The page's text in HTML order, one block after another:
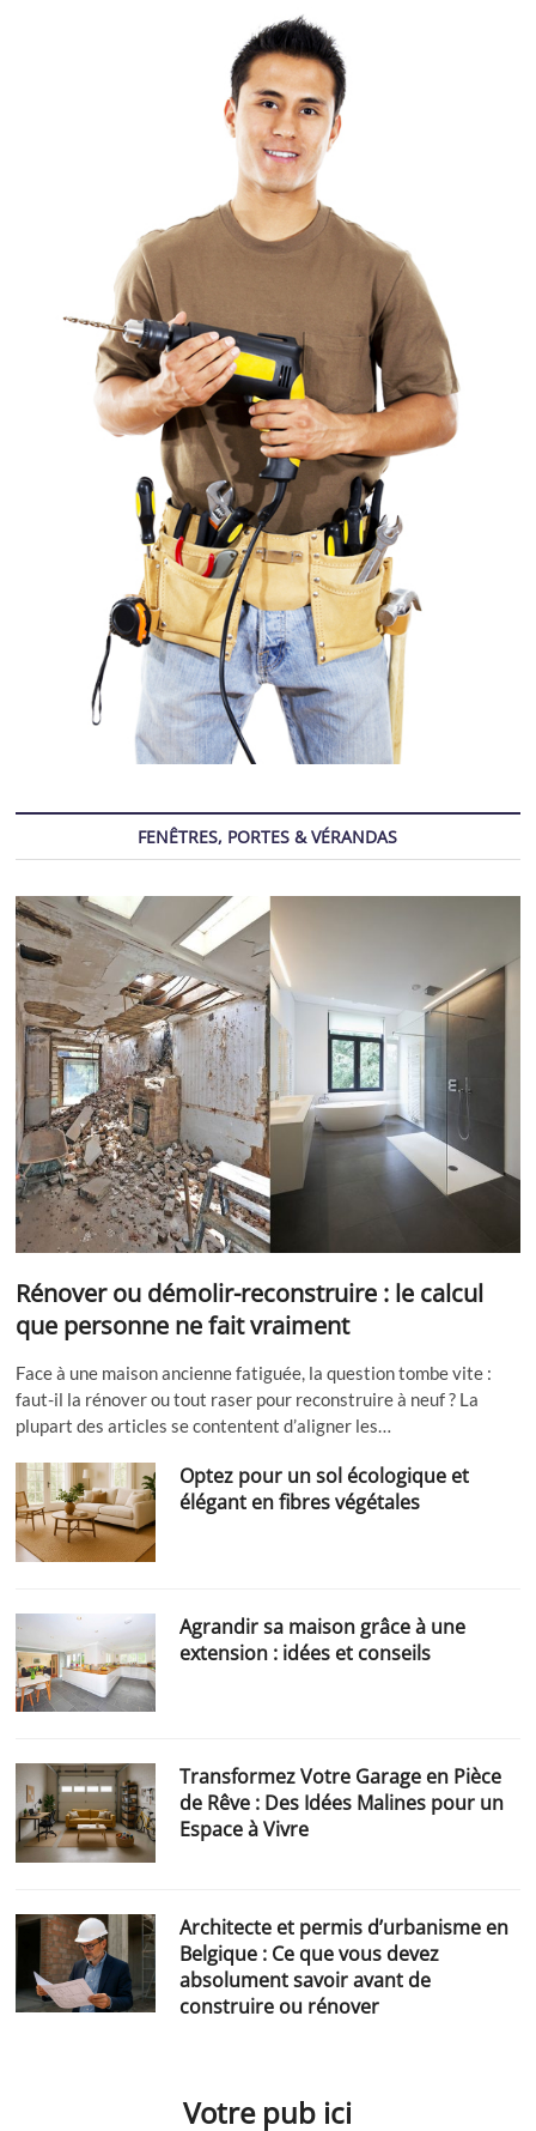
FENÊTRES, PORTES & VÉRANDAS
Rénover ou démolir-reconstruire : le calcul
que personne ne fait vraiment
Face à une maison ancienne fatiguée, la question tombe vite :
faut-il la rénover ou tout raser pour reconstruire à neuf ? La
plupart des articles se contentent d’aligner les…
Optez pour un sol écologique et
élégant en fibres végétales
Agrandir sa maison grâce à une
extension : idées et conseils
Transformez Votre Garage en Pièce
de Rêve : Des Idées Malines pour un
Espace à Vivre
Architecte et permis d’urbanisme en
Belgique : Ce que vous devez
absolument savoir avant de
construire ou rénover
Votre pub ici